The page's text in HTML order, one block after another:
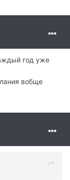
год уже
вобще